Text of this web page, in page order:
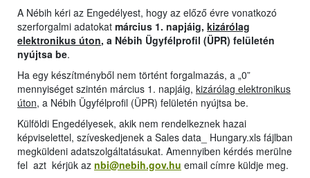
A Nébih kéri az Engedélyest, hogy az előző évre vonatkozó
szerforgalmi adatokat március 1. napjáig, kizárólag
elektronikus úton, a Nébih Ügyfélprofil (ÜPR) felületén
nyújtsa be.
Ha egy készítményből nem történt forgalmazás, a „0”
mennyiséget szintén március 1. napjáig, kizárólag elektronikus
úton, a Nébih Ügyfélprofil (ÜPR) felületén nyújtsa be.
Külföldi Engedélyesek, akik nem rendelkeznek hazai
képviselettel, szíveskedjenek a Sales data_ Hungary.xls fájlban
megküldeni adatszolgáltatásukat. Amennyiben kérdés merülne
fel azt kérjük az nbi@nebih.gov.hu email címre küldje meg.